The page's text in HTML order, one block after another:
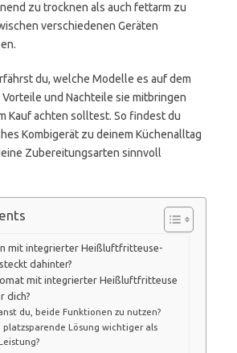
zu trocknen als auch fettarm zu
verschiedenen Geräten
du, welche Modelle es auf dem
und Nachteile sie mitbringen
Kauf achten solltest. So findest du
Kombigerät zu deinem Küchenalltag
Zubereitungsarten sinnvoll
mit integrierter Heißluftfritteuse-
dahinter?
mit integrierter Heißluftfritteuse
dich?
du, beide Funktionen zu nutzen?
platzsparende Lösung wichtiger als